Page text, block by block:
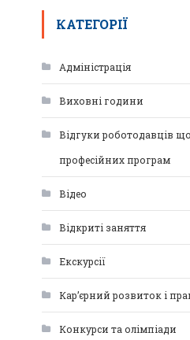
КАТЕГОРІЇ
Адміністрація
Виховні години
Відгуки роботодавців
професійних програм
Відео
Відкриті заняття
Екскурсії
Кар’єрний розвиток і
Конкурси та олімпіади